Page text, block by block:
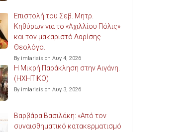
Επιστολή του Σεβ. Μητρ.
Κηθύρων για το «Αχιλλίου Πόλις»
και τον μακαριστό Λαρίσης
Θεολόγο.
By imlarisis on Αυγ 4, 2026
Η Μικρή Παράκληση στην Αιγάνη.
(ΗΧΗΤΙΚΟ)
By imlarisis on Αυγ 3, 2026
Βαρβάρα Βασιλάκη: «Από τον
συναισθηματικό κατακερματισμό